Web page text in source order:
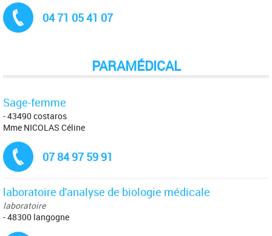
04 71 05 41 07
PARAMÉDICAL
Sage-femme
- 43490 costaros
Mme NICOLAS Céline
07 84 97 59 91
laboratoire d'analyse de biologie médicale
laboratoire
- 48300 langogne